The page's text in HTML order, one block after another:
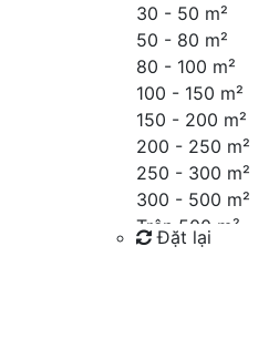
30 - 50 m²
50 - 80 m²
80 - 100 m²
100 - 150 m²
150 - 200 m²
200 - 250 m²
250 - 300 m²
300 - 500 m²
Trên 500 m²
Đặt lại